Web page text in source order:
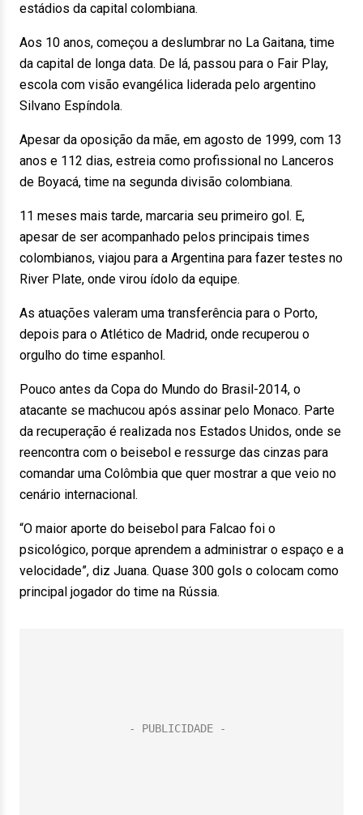
estádios da capital colombiana.
Aos 10 anos, começou a deslumbrar no La Gaitana, time
da capital de longa data. De lá, passou para o Fair Play,
escola com visão evangélica liderada pelo argentino
Silvano Espíndola.
Apesar da oposição da mãe, em agosto de 1999, com 13
anos e 112 dias, estreia como profissional no Lanceros
de Boyacá, time na segunda divisão colombiana.
11 meses mais tarde, marcaria seu primeiro gol. E,
apesar de ser acompanhado pelos principais times
colombianos, viajou para a Argentina para fazer testes no
River Plate, onde virou ídolo da equipe.
As atuações valeram uma transferência para o Porto,
depois para o Atlético de Madrid, onde recuperou o
orgulho do time espanhol.
Pouco antes da Copa do Mundo do Brasil-2014, o
atacante se machucou após assinar pelo Monaco. Parte
da recuperação é realizada nos Estados Unidos, onde se
reencontra com o beisebol e ressurge das cinzas para
comandar uma Colômbia que quer mostrar a que veio no
cenário internacional.
“O maior aporte do beisebol para Falcao foi o
psicológico, porque aprendem a administrar o espaço e a
velocidade”, diz Juana. Quase 300 gols o colocam como
principal jogador do time na Rússia.